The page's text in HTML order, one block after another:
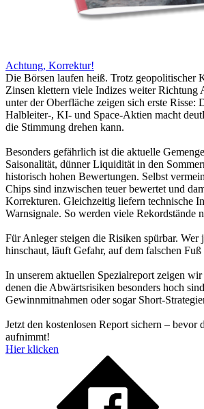
Achtung, Korrektur!
Die Börsen laufen heiß. Trotz geopolitischer
Zinsen klettern viele Indizes weiter Richtung
unter der Oberfläche zeigen sich erste Risse:
Halbleiter-, KI- und Space-Aktien macht
die Stimmung drehen kann.
Besonders gefährlich ist die aktuelle
Saisonalität, dünner Liquidität in den
historisch hohen Bewertungen. Selbst
Chips sind inzwischen teuer bewertet und
Korrekturen. Gleichzeitig liefern technische
Warnsignale. So werden viele Rekordstände
Für Anleger steigen die Risiken spürbar. Wer
hinschaut, läuft Gefahr, auf dem falschen
In unserem aktuellen Spezialreport zeigen
denen die Abwärtsrisiken besonders hoch
Gewinnmitnahmen oder sogar Short-
Jetzt den kostenlosen Report sichern – bevor
aufnimmt!
Hier klicken